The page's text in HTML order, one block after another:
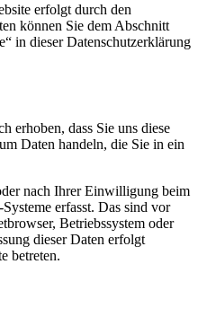
erfolgt durch den
können Sie dem Abschnitt
in dieser Datenschutzerklärung
erhoben, dass Sie uns diese
Daten handeln, die Sie in ein
nach Ihrer Einwilligung beim
erfasst. Das sind vor
Betriebssystem oder
dieser Daten erfolgt
betreten.